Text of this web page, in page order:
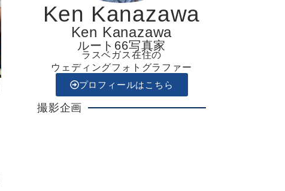
Ken Kanazawa
Ken Kanazawa
ルート66写真家
ラスベガス在住の
ウェディングフォトグラファー
プロフィールはこちら
撮影企画